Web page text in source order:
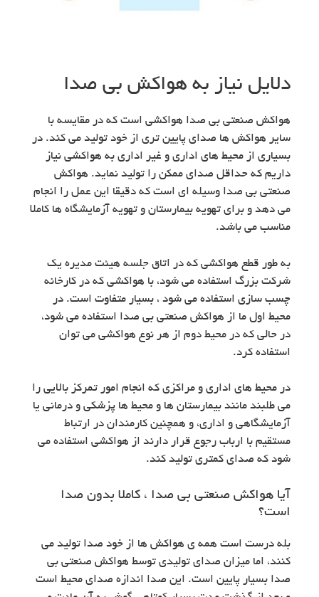
دلایل نیاز به هواکش بی صدا
هواکش صنعتی بی صدا هواکشی است که در مقایسه با
سایر هواکش ها صدای پایین تری از خود تولید می کند. در
بسیاری از محیط های اداری و غیر اداری به هواکشی نیاز
داریم که حداقل صدای ممکن را تولید نماید. هواکش
صنعتی بی صدا وسیله ای است که دقیقا این عمل را انجام
می دهد و برای تهویه بیمارستان و تهویه آزمایشگاه ها کاملا
مناسب می باشد.
به طور قطع هواکشی که در اتاق جلسه هیئت مدیره یک
شرکت بزرگ استفاده می شود، با هواکشی که در کارخانه
چسب سازی استفاده می شود ، بسیار متفاوت است. در
محیط اول ما از هواکش صنعتی بی صدا استفاده می شود،
در حالی که در محیط دوم از هر نوع هواکشی می توان
استفاده کرد.
در محیط های اداری و مراکزی که انجام امور تمرکز بالایی را
می طلبند مانند بیمارستان ها و محیط ها پزشکی و درمانی یا
آزمایشگاهی و اداری، و همچنین کارمندان در ارتباط
مستقیم با ارباب رجوع قرار دارند از هواکشی استفاده می
شود که صدای کمتری تولید کند.
آیا هواکش صنعتی بی صدا ، کاملا بدون صدا
است؟
بله درست است همه ی هواکش ها از خود صدا تولید می
کنند، اما میزان صدای تولیدی توسط هواکش صنعتی بی
صدا بسیار پایین است. این صدا اندازه صدای محیط است